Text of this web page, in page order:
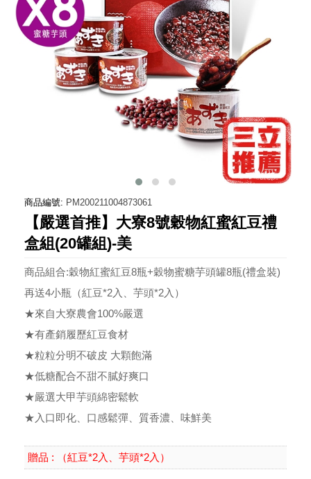
商品編號: PM200211004873061
【嚴選首推】大寮8號穀物紅蜜紅豆禮
盒組(20罐組)-美
商品組合:穀物紅蜜紅豆8瓶+穀物蜜糖芋頭罐8瓶(禮盒裝)
再送4小瓶（紅豆*2入、芋頭*2入）
★來自大寮農會100%嚴選
★有產銷履歷紅豆食材
★粒粒分明不破皮 大顆飽滿
★低糖配合不甜不膩好爽口
★嚴選大甲芋頭綿密鬆軟
★入口即化、口感鬆彈、質香濃、味鮮美
贈品 : （紅豆*2入、芋頭*2入）